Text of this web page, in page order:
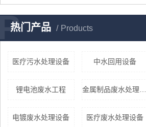
热门产品 Products
医疗污水处理设备 中水回用设备
锂电池废水工程 金属制品废水处理设备
电镀废水处理设备 医疗废水处理设备